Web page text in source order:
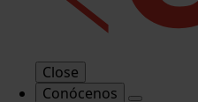
Close
Conócenos